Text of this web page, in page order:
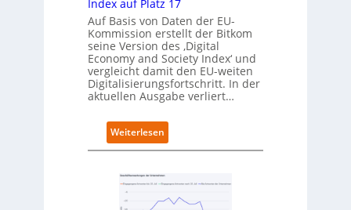
r
t
t
s
e
r
ö
f
f
e
t
n
u
e
Index auf Platz 17
Auf Basis von Daten der EU-
Kommission erstellt der Bitkom
seine Version des ‚Digital
Economy and Society Index‘ und
vergleicht damit den EU-weiten
Digitalisierungsfortschritt. In der
aktuellen Ausgabe verliert…
Weiterlesen:
D
u
t
s